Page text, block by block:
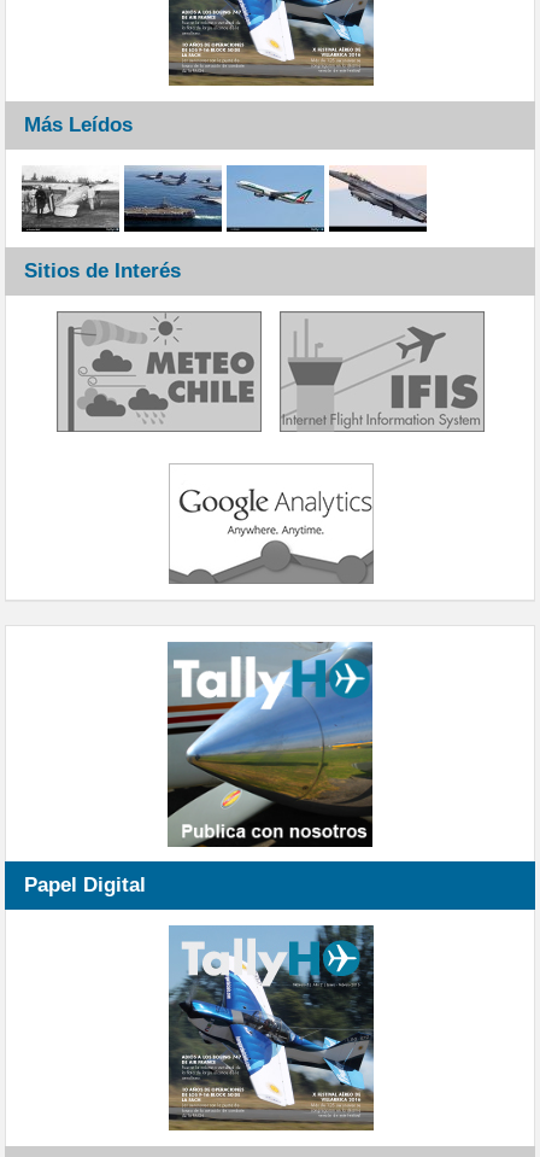
Más Leídos
Sitios de Interés
Papel Digital